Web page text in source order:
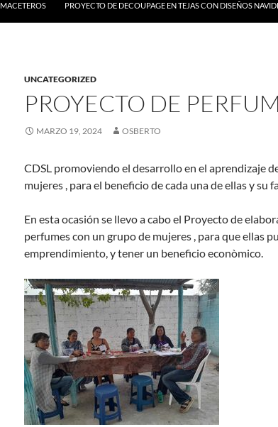
MACETEROS PROYECTO DE DECOUPAGE EN TEJAS CON DISEÑOS
UNCATEGORIZED
PROYECTO DE
MARZO 19, 2024 OSBERTO
CDSL promoviendo el desarrollo en el aprendizaje
mujeres , para el beneficio de cada una de ellas y su
En esta ocasión se llevo a cabo el Proyecto de
perfumes con un grupo de mujeres , para que ellas
emprendimiento,y tener un beneficio econòmico.